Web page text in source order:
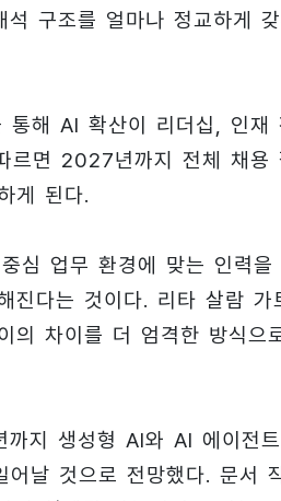
구조를 얼마나 정교하게
통해 AI 확산이 리더십, 인재
르면 2027년까지 전체 채용
게 된다.
심 업무 환경에 맞는 인력을
진다는 것이다. 리타 살람 가
의 차이를 더 엄격한 방식으
지 생성형 AI와 AI 에이전
날 것으로 전망했다. 문서